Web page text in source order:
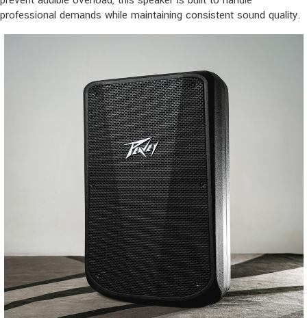
professional demands while maintaining consistent sound quality.